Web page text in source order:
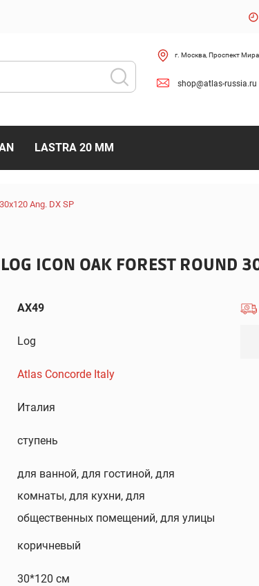
г. Москва, Проспект
shop@atlas-russia.ru
LASTRA 20 ММ
Ang. DX SP
ICON OAK FOREST ROUND
AX49
Log
Atlas Concorde Italy
Италия
ступень
для ванной, для гостиной, для
комнаты, для кухни, для
общественных помещений, для улицы
коричневый
30*120 см